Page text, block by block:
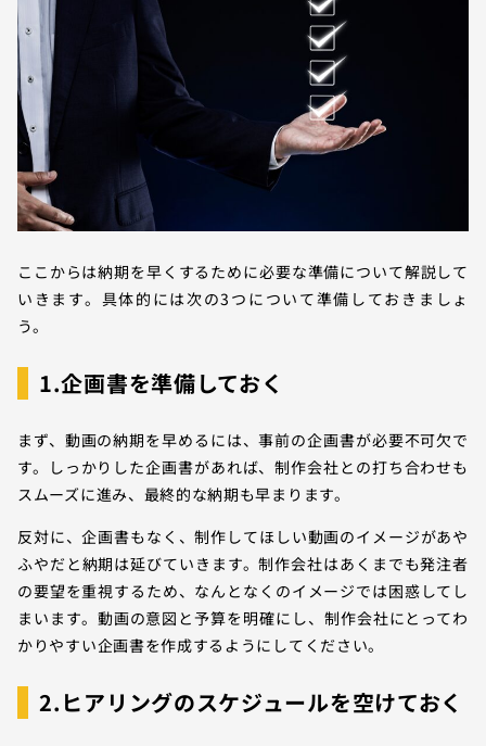
ここからは納期を早くするために必要な準備について解説して
いきます。具体的には次の3つについて準備しておきましょ
う。
1.企画書を準備しておく
まず、動画の納期を早めるには、事前の企画書が必要不可欠で
す。しっかりした企画書があれば、制作会社との打ち合わせも
スムーズに進み、最終的な納期も早まります。
反対に、企画書もなく、制作してほしい動画のイメージがあや
ふやだと納期は延びていきます。制作会社はあくまでも発注者
の要望を重視するため、なんとなくのイメージでは困惑してし
まいます。動画の意図と予算を明確にし、制作会社にとってわ
かりやすい企画書を作成するようにしてください。
2.ヒアリングのスケジュールを空けておく